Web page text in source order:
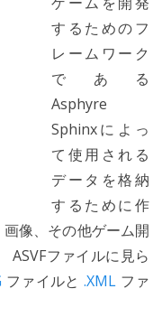
するためのフ
レームワーク
である
Asphyre
Sphinxによっ
て使用される
データを格納
するために作
像、その他ゲーム開
ASVFファイルに見ら
ファイルと.XML ファ